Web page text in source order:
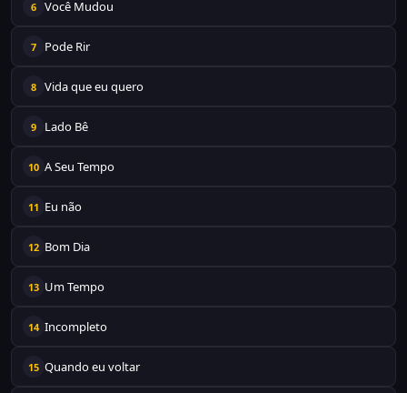
6 Você Mudou
7 Pode Rir
8 Vida que eu quero
9 Lado Bê
10 A Seu Tempo
11 Eu não
12 Bom Dia
13 Um Tempo
14 Incompleto
15 Quando eu voltar